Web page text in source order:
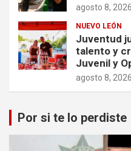
agosto 8, 2026
NUEVO LEÓN
Juventud
talento y
Juvenil y
agosto 8, 2026
Por si te lo perdiste